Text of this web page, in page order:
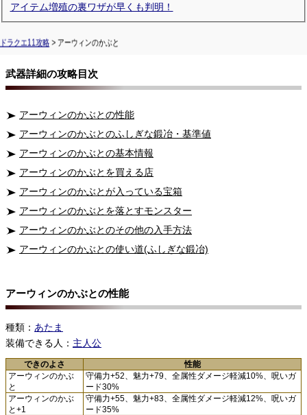
アイテム増殖の裏ワザが早くも判明！
ドラクエ11攻略 > アーウィンのかぶと
武器詳細の攻略目次
アーウィンのかぶとの性能
アーウィンのかぶとのふしぎな鍛冶・基準値
アーウィンのかぶとの基本情報
アーウィンのかぶとを買える店
アーウィンのかぶとが入っている宝箱
アーウィンのかぶとを落とすモンスター
アーウィンのかぶとのその他の入手方法
アーウィンのかぶとの使い道(ふしぎな鍛冶)
アーウィンのかぶとの性能
種類： あたま
装備できる人： 主人公
できのよさ
性能
アーウィンのかぶ
と
守備力+52、魅力+79、全属性ダメージ軽減10%、呪いガ
ード30%
アーウィンのかぶ
と+1
守備力+55、魅力+83、全属性ダメージ軽減12%、呪いガ
ード35%